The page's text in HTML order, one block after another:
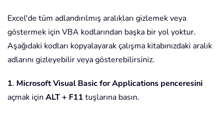
Excel'de tüm adlandırılmış aralıkları gizlemek veya
göstermek için VBA kodlarından başka bir yol yoktur.
Aşağıdaki kodları kopyalayarak çalışma kitabınızdaki aralık
adlarını gizleyebilir veya gösterebilirsiniz.
1. Microsoft Visual Basic for Applications penceresini
açmak için ALT + F11 tuşlarına basın.